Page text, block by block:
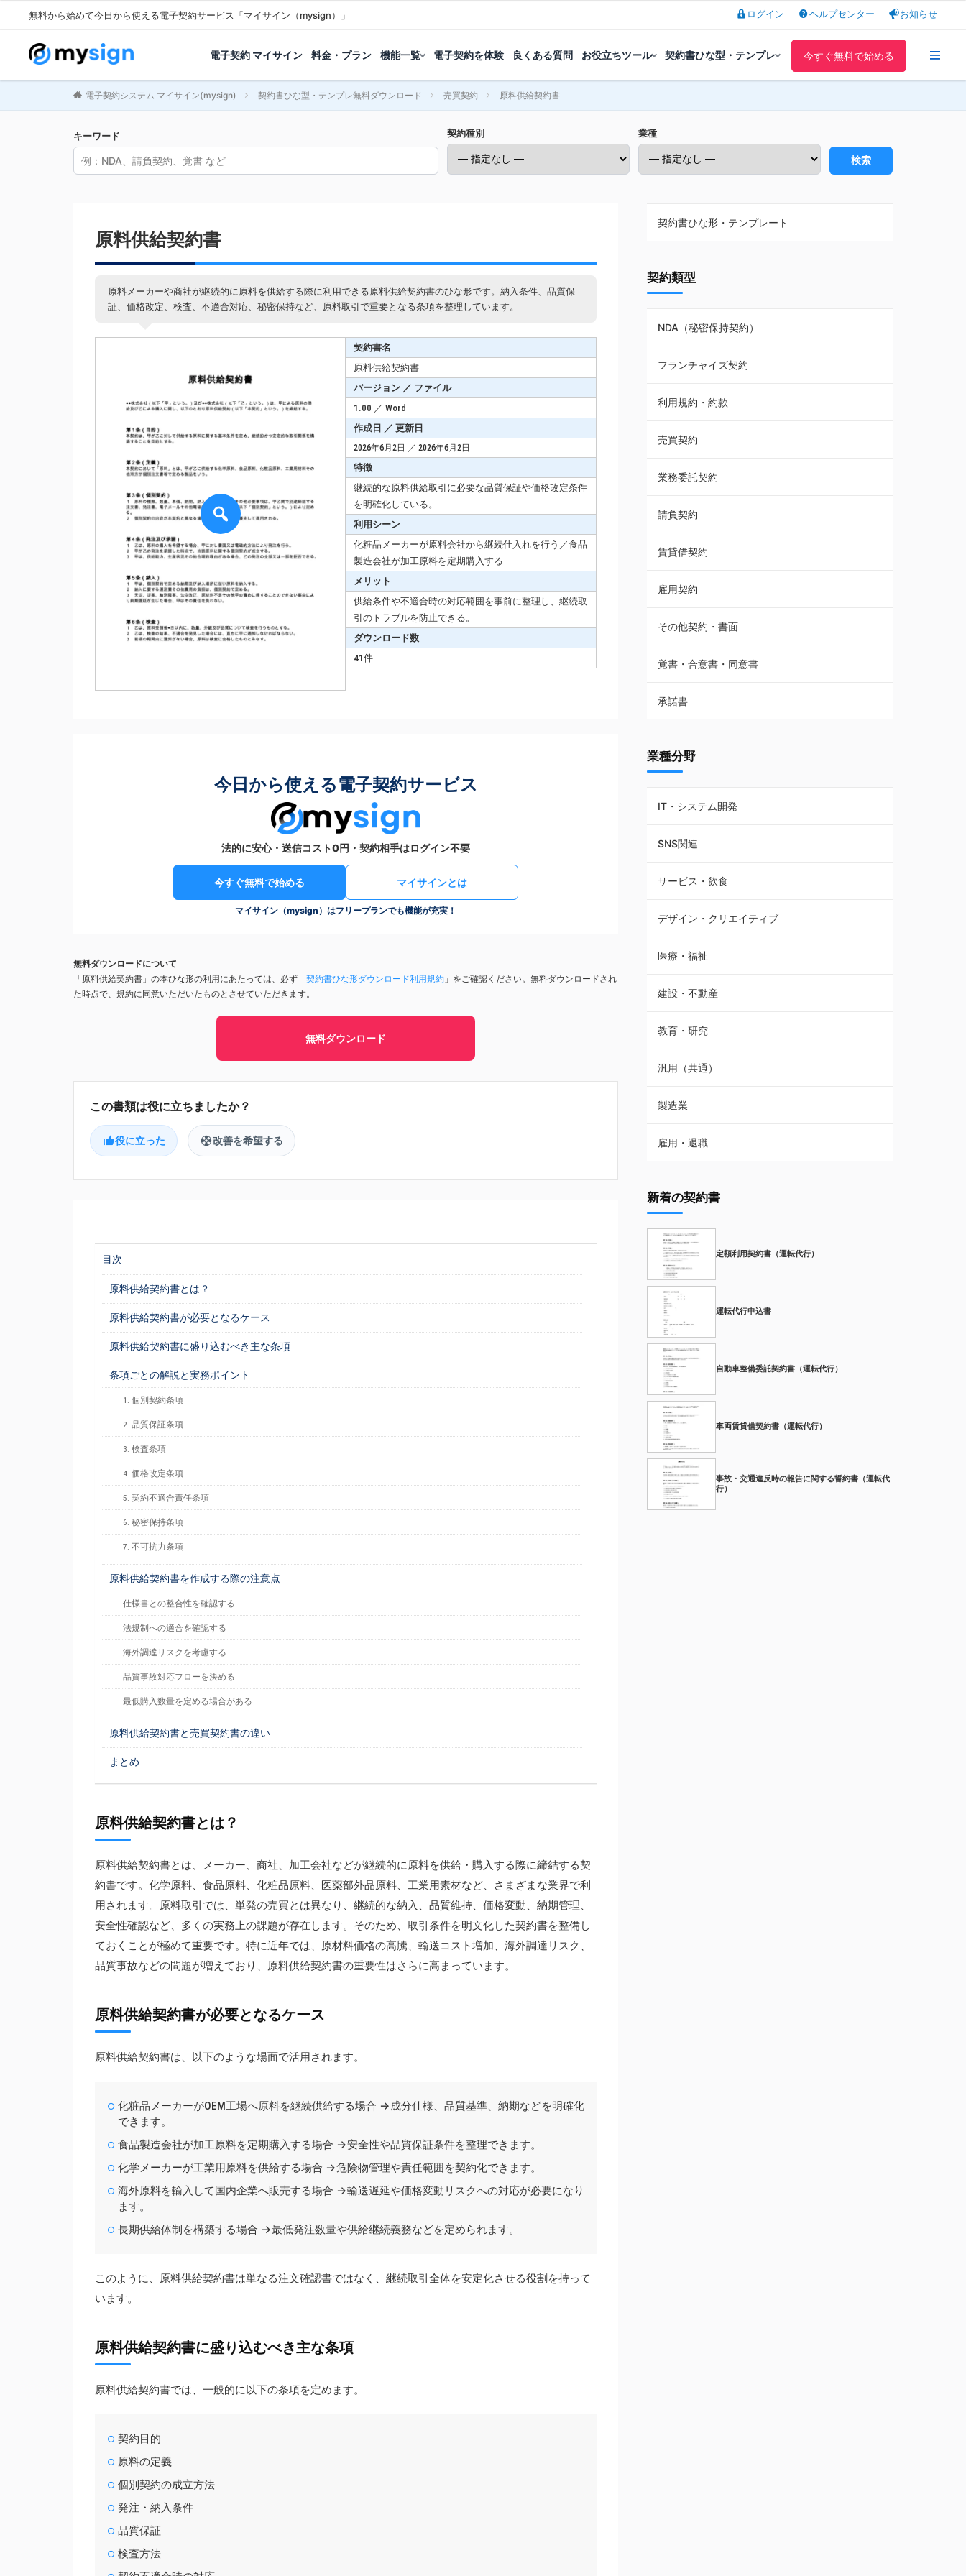
無料から始めて今日から使える電子契約サービス「マイサイン（mysign）」 ログイン ヘルプセンター お知らせ
電子契約 マイサイン 料金・プラン 機能一覧 電子契約を体験 良くある質問 お役立ちツール 契約書ひな型・テンプレ 今すぐ無料で始める
電子契約システム マイサイン(mysign) 契約書ひな型・テンプレ無料ダウンロード 売買契約 原料供給契約書
キーワード 契約種別 業種
検索
原料供給契約書
原料メーカーや商社が継続的に原料を供給する際に利用できる原料供給契約書のひな形です。納入条件、品質保
証、価格改定、検査、不適合対応、秘密保持など、原料取引で重要となる条項を整理しています。
契約書名
原料供給契約書
バージョン ／ ファイル
1.00 ／ Word
作成日 ／ 更新日
2026年6月2日 ／ 2026年6月2日
特徴
継続的な原料供給取引に必要な品質保証や価格改定条件
を明確化している。
利用シーン
化粧品メーカーが原料会社から継続仕入れを行う／食品
製造会社が加工原料を定期購入する
メリット
供給条件や不適合時の対応範囲を事前に整理し、継続取
引のトラブルを防止できる。
ダウンロード数
41件
今日から使える電子契約サービス
法的に安心・送信コスト0円・契約相手はログイン不要
今すぐ無料で始める マイサインとは
マイサイン（mysign）はフリープランでも機能が充実！
無料ダウンロードについて
「原料供給契約書」の本ひな形の利用にあたっては、必ず「契約書ひな形ダウンロード利用規約 」をご確認ください。無料ダウンロードされ
た時点で、規約に同意いただいたものとさせていただきます。
無料ダウンロード
役に立った 改善を希望する
目次
原料供給契約書とは？
原料供給契約書が必要となるケース
原料供給契約書に盛り込むべき主な条項
条項ごとの解説と実務ポイント
1. 個別契約条項
2. 品質保証条項
3. 検査条項
4. 価格改定条項
5. 契約不適合責任条項
6. 秘密保持条項
7. 不可抗力条項
原料供給契約書を作成する際の注意点
仕様書との整合性を確認する
法規制への適合を確認する
海外調達リスクを考慮する
品質事故対応フローを決める
最低購入数量を定める場合がある
原料供給契約書と売買契約書の違い
まとめ
原料供給契約書とは？
原料供給契約書とは、メーカー、商社、加工会社などが継続的に原料を供給・購入する際に締結する契
約書です。化学原料、食品原料、化粧品原料、医薬部外品原料、工業用素材など、さまざまな業界で利
用されます。原料取引では、単発の売買とは異なり、継続的な納入、品質維持、価格変動、納期管理、
安全性確認など、多くの実務上の課題が存在します。そのため、取引条件を明文化した契約書を整備し
ておくことが極めて重要です。特に近年では、原材料価格の高騰、輸送コスト増加、海外調達リスク、
品質事故などの問題が増えており、原料供給契約書の重要性はさらに高まっています。
原料供給契約書が必要となるケース
原料供給契約書は、以下のような場面で活用されます。
化粧品メーカーがOEM工場へ原料を継続供給する場合 →成分仕様、品質基準、納期などを明確化
できます。
食品製造会社が加工原料を定期購入する場合 →安全性や品質保証条件を整理できます。
化学メーカーが工業用原料を供給する場合 →危険物管理や責任範囲を契約化できます。
海外原料を輸入して国内企業へ販売する場合 →輸送遅延や価格変動リスクへの対応が必要になり
ます。
長期供給体制を構築する場合 →最低発注数量や供給継続義務などを定められます。
このように、原料供給契約書は単なる注文確認書ではなく、継続取引全体を安定化させる役割を持って
います。
原料供給契約書に盛り込むべき主な条項
原料供給契約書では、一般的に以下の条項を定めます。
契約目的
原料の定義
個別契約の成立方法
発注・納入条件
品質保証
検査方法
契約書ひな形・テンプレート
NDA（秘密保持契約）
業務委託契約
利用規約・約款
覚書・合意書・同意書
承諾書
雇用契約
その他契約・書面
売買契約
株主総会議事録・関連書類
請負契約
フランチャイズ契約
賃貸借契約
契約類型
NDA（秘密保持契約）
フランチャイズ契約
利用規約・約款
売買契約
業務委託契約
請負契約
賃貸借契約
雇用契約
その他契約・書面
覚書・合意書・同意書
承諾書
業種分野
IT・システム開発
SNS関連
サービス・飲食
デザイン・クリエイティブ
医療・福祉
建設・不動産
教育・研究
汎用（共通）
製造業
雇用・退職
新着の契約書
定額利用契約書（運転代行）
運転代行申込書
自動車整備委託契約書（運転代行）
車両賃貸借契約書（運転代行）
事故・交通違反時の報告に関する誓約書（運転代
行）